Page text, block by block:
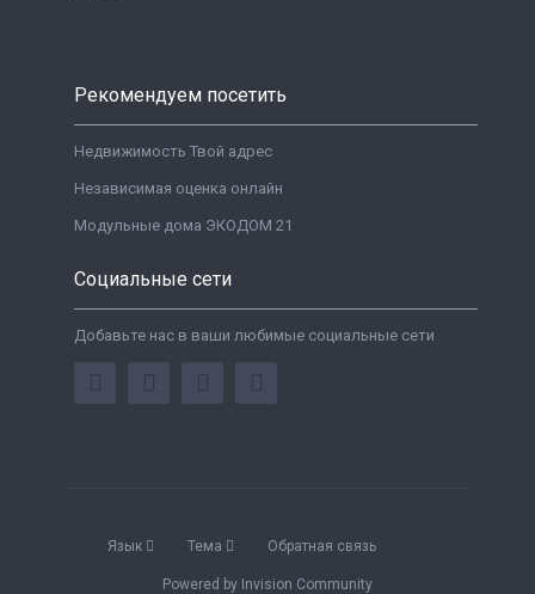
Рекомендуем посетить
Недвижимость Твой адрес
Независимая оценка онлайн
Модульные дома ЭКОДОМ 21
Социальные сети
Добавьте нас в ваши любимые социальные сети
Язык Тема Обратная связь
Powered by Invision Community